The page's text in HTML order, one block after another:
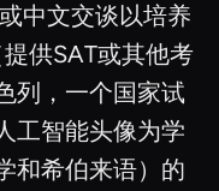
中文交谈以培养
提供SAT或其他考
列，一个国家试
工智能头像为学
和希伯来语）的